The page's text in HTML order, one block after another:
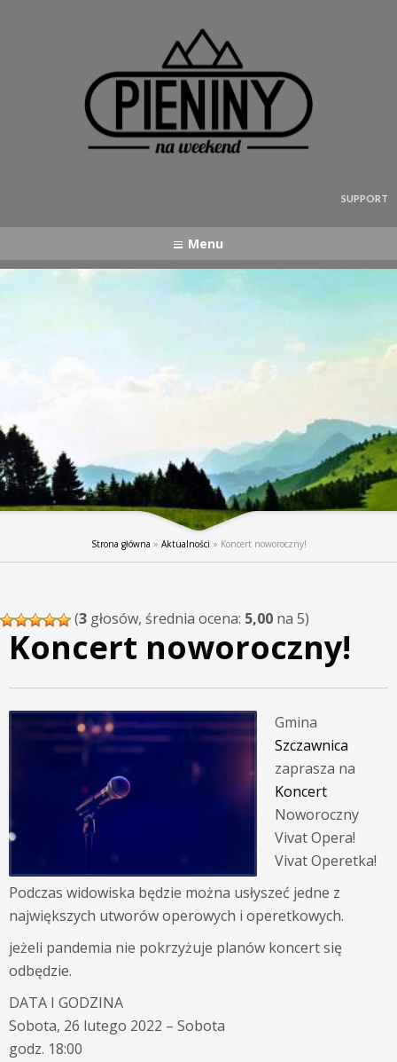
SUPPORT
Menu
Strona główna » Aktualności » Koncert noworoczny!
(3 głosów, średnia ocena: 5,00 na 5)
Koncert noworoczny!
Gmina
Szczawnica
zaprasza na
Koncert
Noworoczny
Vivat Opera!
Vivat Operetka!
Podczas widowiska będzie można usłyszeć jedne z
największych utworów operowych i operetkowych.
jeżeli pandemia nie pokrzyżuje planów koncert się
odbędzie.
DATA I GODZINA
Sobota, 26 lutego 2022 – Sobota
godz. 18:00